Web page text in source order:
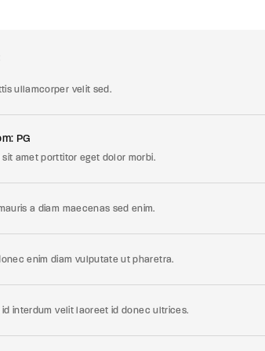
ullamcorper velit sed.
PG
amet porttitor eget dolor morbi.
a diam maecenas sed enim.
enim diam vulputate ut pharetra.
interdum velit laoreet id donec ultrices.
our terms and conditions